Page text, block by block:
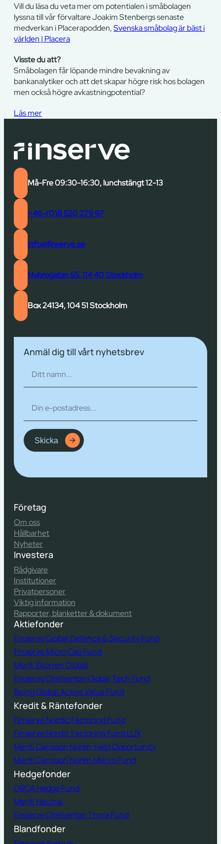
Vill du läsa du veta mer om potentialen i småbolagen
lyssna till vår förvaltare Joakim Stenbergs senaste
medverkan i Placerapodden,Svenska småbolag är bäst i
världen | Placera
Visste du att?
Småbolagen får löpande mindre bevakning av
bankanalytiker och att det skapar högre risk hos bolagen
men också högre avkastningpotential?
Läs mer
Må-Fre 09:30-16:30, lunchstängt 12-13
+46-(0)8 520 279 97
info@finserve.se
Nybrogatan 55, 114 40 Stockholm
Box 24134, 104 51 Stockholm
Anmäl dig till vårt nyhetsbrev
Skicka
Företag
Om oss
Hållbarhet
Nyheter
Investera
Rådgivare
Institutioner
Privatpersoner
Viktig information
Rapporter, blanketter & dokument
Aktiefonder
Finserve Global Defence & Security Fund
Finserve Micro Cap Fund
Meriti Ekorren Global
Finserve Chelverton Global Tech Fund
Being Global Active Value Fund
Kredit & Räntefonder
Finserve Nordic Factoring Fund
Finserve Nordic Factoring Fund LUX
Meriti Carlsson Norén Yield Opportunity
Meriti Carlsson Norén Macro Fund
Hedgefonder
ORCA Hedge Fund
Meriti Neutral
Finserve Chelverton Thyra Fund
Blandfonder